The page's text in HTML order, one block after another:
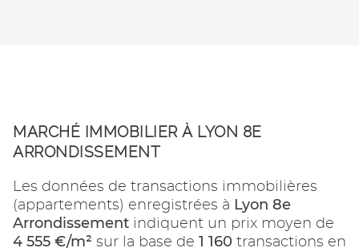
MARCHÉ IMMOBILIER À LYON 8E
ARRONDISSEMENT
Les données de transactions immobilières
(appartements) enregistrées à Lyon 8e
Arrondissement indiquent un prix moyen de
4 555 €/m² sur la base de 1 160 transactions en